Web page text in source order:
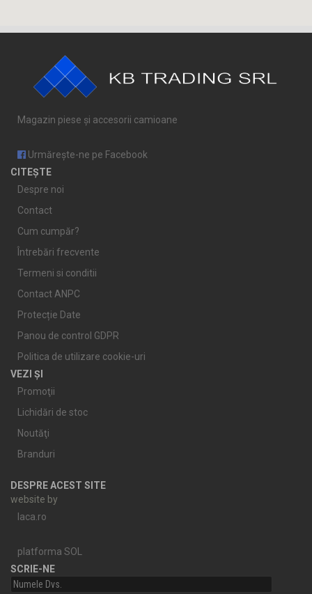
Magazin piese și accesorii camioane
Urmărește-ne pe Facebook
CITEȘTE
Despre noi
Contact
Cum cumpăr?
Întrebări frecvente
Termeni si conditii
Contact ANPC
Protecție Date
Panou de control GDPR
Politica de utilizare cookie-uri
VEZI ȘI
Promoţii
Lichidări de stoc
Noutăţi
Branduri
DESPRE ACEST SITE
website by
laca.ro
platforma SOL
SCRIE-NE